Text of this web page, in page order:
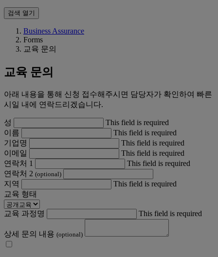
검색 열기
Business Assurance
Forms
교육 문의
교육 문의
아래 내용을 통해 신청 접수해주시면 담당자가 확인하여 빠른
시일 내에 연락드리겠습니다.
성
This field is required
이름
This field is required
기업명
This field is required
이메일
This field is required
연락처 1
This field is required
연락처 2 (optional)
지역
This field is required
교육 형태
교육 과정명 This field is required
상세 문의 내용 (optional)